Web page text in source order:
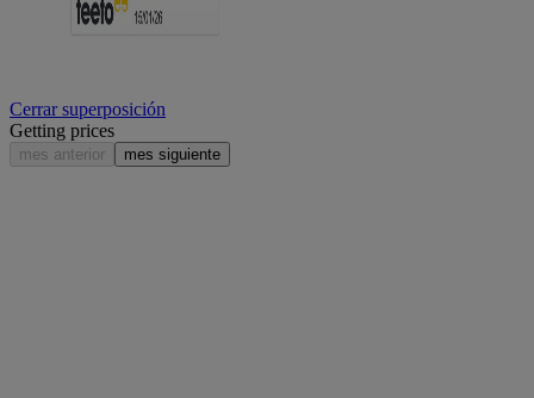
Cerrar superposición
Getting prices
mes anterior mes siguiente